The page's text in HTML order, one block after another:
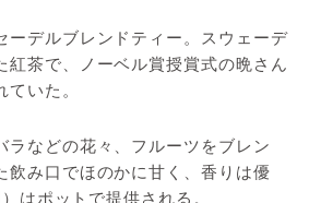
ーデルブレンドティー。スウェーデ
紅茶で、ノーベル賞授賞式の晩さん
いた。
ラなどの花々、フルーツをブレン
飲み口でほのかに甘く、香りは優
はポットで提供される。